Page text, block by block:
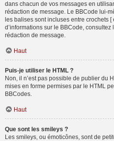
dans chacun de vos messages en
rédaction de message. Le BBCode lui-
les balises sont incluses entre crochets
d’informations sur le BBCode,
rédaction de message.
Haut
Puis-je utiliser le HTML ?
Non, il n’est pas possible de publier du
mises en forme permises par le HTML
BBCodes.
Haut
Que sont les smileys ?
Les smileys, ou émoticônes, sont de